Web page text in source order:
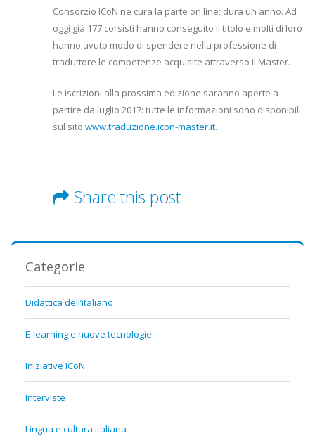
Consorzio ICoN ne cura la parte on line; dura un anno. Ad
oggi già 177 corsisti hanno conseguito il titolo e molti di loro
hanno avuto modo di spendere nella professione di
traduttore le competenze acquisite attraverso il Master.
Le iscrizioni alla prossima edizione saranno aperte a
partire da luglio 2017: tutte le informazioni sono disponibili
sul sito www.traduzione.icon-master.it.
Share this post
Categorie
Didattica dell’italiano
E-learning e nuove tecnologie
Iniziative ICoN
Interviste
Lingua e cultura italiana